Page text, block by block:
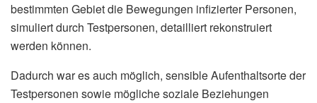
bestimmten Gebiet die Bewegungen infizierter Personen,
simuliert durch Testpersonen, detailliert rekonstruiert
werden können.
Dadurch war es auch möglich, sensible Aufenthaltsorte der
Testpersonen sowie mögliche soziale Beziehungen